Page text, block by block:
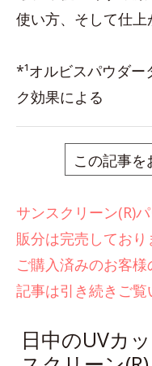
使い方、そして仕
*¹オルビスパウダー
ク効果による
この記事を
サンスクリーン(R)
販分は完売しており
ご購入済みのお客
記事は引き続きご覧
日中のUVカ